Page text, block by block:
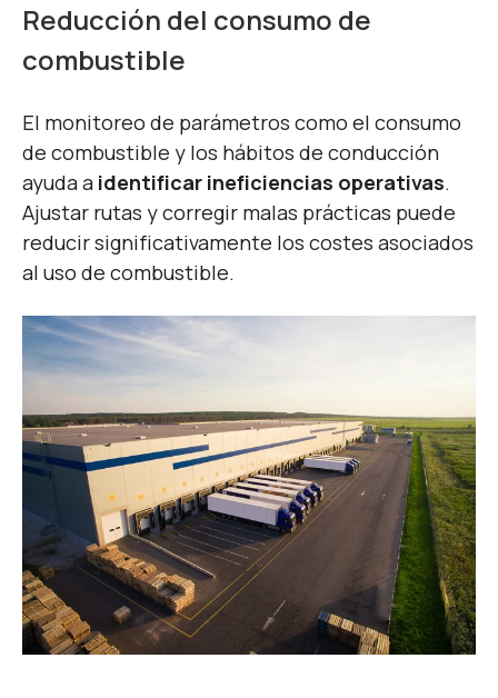
Reducción del consumo de
combustible
El monitoreo de parámetros como el consumo
de combustible y los hábitos de conducción
ayuda a identificar ineficiencias operativas.
Ajustar rutas y corregir malas prácticas puede
reducir significativamente los costes asociados
al uso de combustible.